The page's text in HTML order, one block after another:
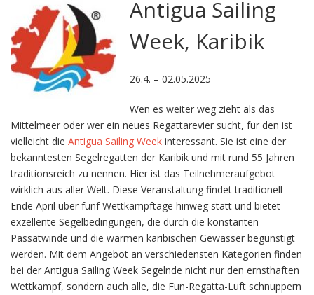
Antigua Sailing
Week, Karibik
26.4. – 02.05.2025
Wen es weiter weg zieht als das
Mittelmeer oder wer ein neues Regattarevier sucht, für den ist
vielleicht die Antigua Sailing Week interessant. Sie ist eine der
bekanntesten Segelregatten der Karibik und mit rund 55 Jahren
traditionsreich zu nennen. Hier ist das Teilnehmeraufgebot
wirklich aus aller Welt. Diese Veranstaltung findet traditionell
Ende April über fünf Wettkampftage hinweg statt und bietet
exzellente Segelbedingungen, die durch die konstanten
Passatwinde und die warmen karibischen Gewässer begünstigt
werden. Mit dem Angebot an verschiedensten Kategorien finden
bei der Antigua Sailing Week Segelnde nicht nur den ernsthaften
Wettkampf, sondern auch alle, die Fun-Regatta-Luft schnuppern